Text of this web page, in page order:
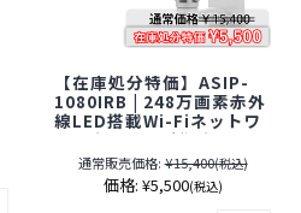
【在庫処分特価】ASIP-
1080IRB | 248万画素赤外
線LED搭載Wi-Fiネットワ
ークカメラ【防犯カメ
ラ】【監視カメラ】【セ
キュリティーカメラ】
通常販売価格: ¥15,400(税込)
価格: ¥5,500(税込)